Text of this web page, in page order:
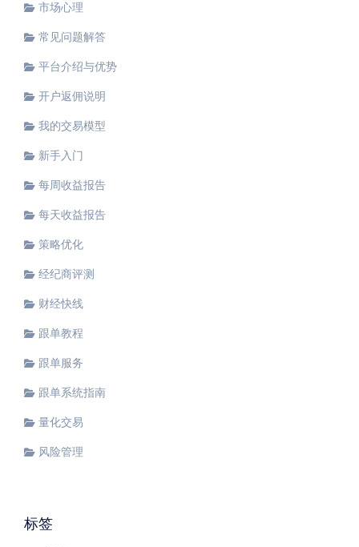
市场心理
常见问题解答
平台介绍与优势
开户返佣说明
我的交易模型
新手入门
每周收益报告
每天收益报告
策略优化
经纪商评测
财经快线
跟单教程
跟单服务
跟单系统指南
量化交易
风险管理
标签